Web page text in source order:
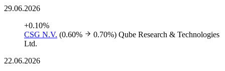
29.06.2026
+0.10%
CSG N.V. (0.60% 0.70%) Qube Research & Technologies
Ltd.
22.06.2026